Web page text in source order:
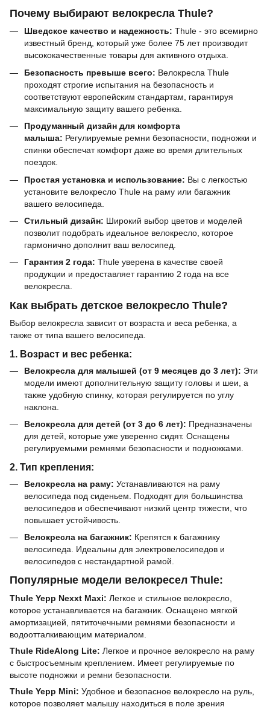
Почему выбирают велокресла Thule?
Шведское качество и надежность: Thule - это всемирно
известный бренд, который уже более 75 лет производит
высококачественные товары для активного отдыха.
Безопасность превыше всего: Велокресла Thule
проходят строгие испытания на безопасность и
соответствуют европейским стандартам, гарантируя
максимальную защиту вашего ребенка.
Продуманный дизайн для комфорта
малыша: Регулируемые ремни безопасности, подножки и
спинки обеспечат комфорт даже во время длительных
поездок.
Простая установка и использование: Вы с легкостью
установите велокресло Thule на раму или багажник
вашего велосипеда.
Стильный дизайн: Широкий выбор цветов и моделей
позволит подобрать идеальное велокресло, которое
гармонично дополнит ваш велосипед.
Гарантия 2 года: Thule уверена в качестве своей
продукции и предоставляет гарантию 2 года на все
велокресла.
Как выбрать детское велокресло Thule?
Выбор велокресла зависит от возраста и веса ребенка, а
также от типа вашего велосипеда.
1. Возраст и вес ребенка:
Велокресла для малышей (от 9 месяцев до 3 лет): Эти
модели имеют дополнительную защиту головы и шеи, а
также удобную спинку, которая регулируется по углу
наклона.
Велокресла для детей (от 3 до 6 лет): Предназначены
для детей, которые уже уверенно сидят. Оснащены
регулируемыми ремнями безопасности и подножками.
2. Тип крепления:
Велокресла на раму: Устанавливаются на раму
велосипеда под сиденьем. Подходят для большинства
велосипедов и обеспечивают низкий центр тяжести, что
повышает устойчивость.
Велокресла на багажник: Крепятся к багажнику
велосипеда. Идеальны для электровелосипедов и
велосипедов с нестандартной рамой.
Популярные модели велокресел Thule:
Thule Yepp Nexxt Maxi: Легкое и стильное велокресло,
которое устанавливается на багажник. Оснащено мягкой
амортизацией, пятиточечными ремнями безопасности и
водоотталкивающим материалом.
Thule RideAlong Lite: Легкое и прочное велокресло на раму
с быстросъемным креплением. Имеет регулируемые по
высоте подножки и ремни безопасности.
Thule Yepp Mini: Удобное и безопасное велокресло на руль,
которое позволяет малышу находиться в поле зрения